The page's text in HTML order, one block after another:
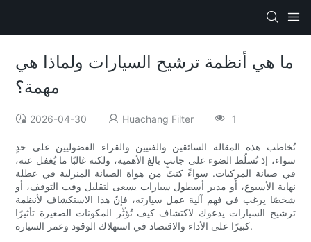
ما هي أنظمة ترشيح السيارات ولماذا هي
مهمة؟
2026-04-30 Huachang Filter 1
تُخاطب هذه المقالة السائقين والفنيين والقراء الفضوليين على حدٍ
سواء، إذ تُسلّط الضوء على جانبٍ بالغ الأهمية، ولكنه غالبًا ما يُغفل عنه،
في صيانة المركبات. سواءً كنتَ من هواة الصيانة المنزلية في عطلة
نهاية الأسبوع، أو مدير أسطول سيارات يسعى لتقليل وقت التوقف، أو
شخصًا يرغب في فهم آلية عمل سيارته، فإنّ هذا الاستكشاف لأنظمة
ترشيح السيارات يدعوك لاكتشاف كيف تُؤثّر المكونات الصغيرة تأثيرًا
كبيرًا على الأداء والاقتصاد في استهلاك الوقود وعمر السيارة.